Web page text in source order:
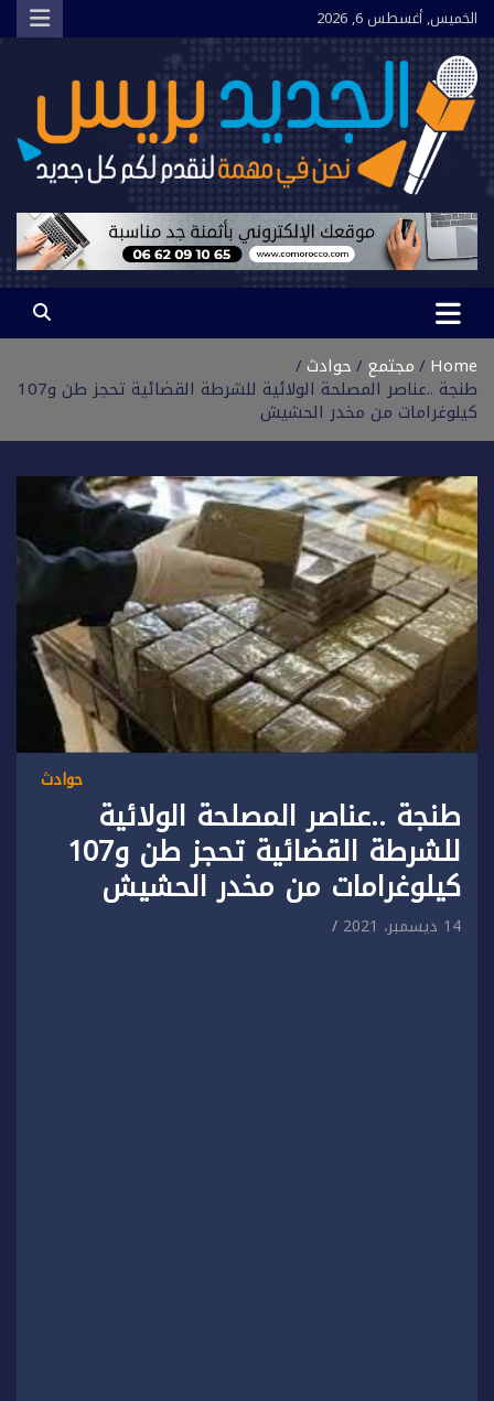
Skip
to
content
الخميس, أغسطس 6, 2026
الجديد بريس
نحن في مهمة لنقدم لكم كل جديد
Home مجتمع حوادث
طنجة ..عناصر المصلحة الولائية للشرطة القضائية تحجز طن و107
كيلوغرامات من مخدر الحشيش
حوادث
طنجة ..عناصر المصلحة الولائية
للشرطة القضائية تحجز طن و107
كيلوغرامات من مخدر الحشيش
14 ديسمبر، 2021